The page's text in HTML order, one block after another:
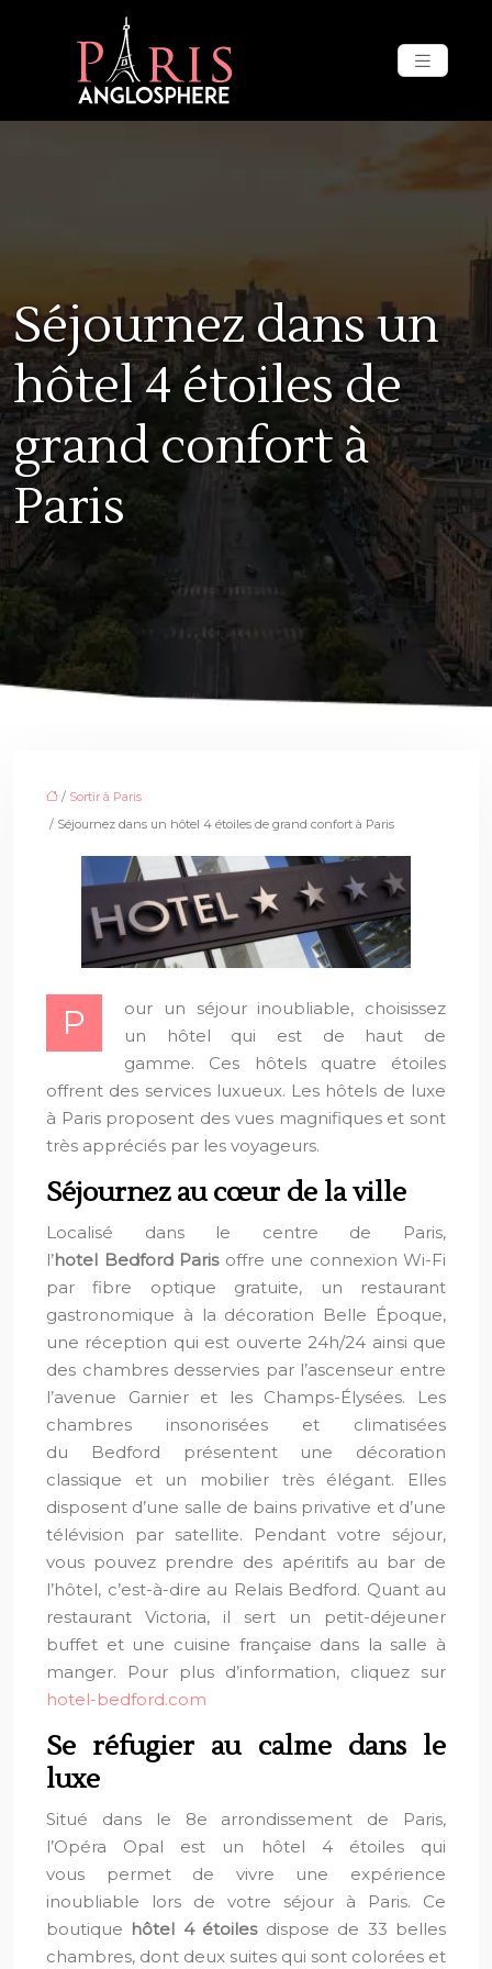
Séjournez dans un
hôtel 4 étoiles de
grand confort à
Paris
/ Sortir à Paris
/ Séjournez dans un hôtel 4 étoiles de grand confort à Paris
P
our un séjour inoubliable, choisissez
un hôtel qui est de haut de
gamme. Ces hôtels quatre étoiles
offrent des services luxueux. Les hôtels de luxe
à Paris proposent des vues magnifiques et sont
très appréciés par les voyageurs.
Séjournez au cœur de la ville
Localisé dans le centre de Paris,
l’hotel Bedford Parisoffre une connexion Wi-Fi
par fibre optique gratuite, un restaurant
gastronomique à la décoration Belle Époque,
une réception qui est ouverte 24h/24 ainsi que
des chambres desservies par l’ascenseur entre
l’avenue Garnier et les Champs-Élysées. Les
chambres insonorisées et climatisées
du Bedford présentent une décoration
classique et un mobilier très élégant. Elles
disposent d’une salle de bains privative et d’une
télévision par satellite. Pendant votre séjour,
vous pouvez prendre des apéritifs au bar de
l’hôtel, c’est-à-dire au Relais Bedford. Quant au
restaurant Victoria, il sert un petit-déjeuner
buffet et une cuisine française dans la salle à
manger. Pour plus d’information, cliquez sur
hotel-bedford.com
Se réfugier au calme dans le
luxe
Situé dans le 8e arrondissement de Paris,
l’Opéra Opal est un hôtel 4 étoiles qui
vous permet de vivre une expérience
inoubliable lors de votre séjour à Paris. Ce
boutique hôtel 4 étoilesdispose de 33 belles
chambres, dont deux suites qui sont colorées et